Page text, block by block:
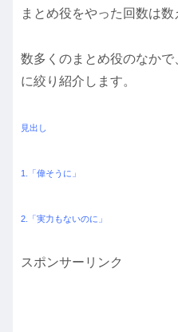
まとめ役をやった回数は数
数多くのまとめ役のなか
に絞り紹介します。
見出し
1.「偉そうに」
2.「実力もないのに」
スポンサーリンク